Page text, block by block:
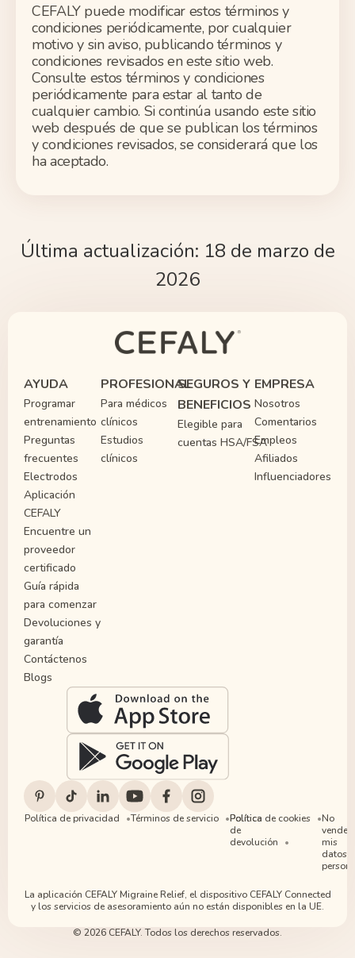
CEFALY puede modificar estos términos y
condiciones periódicamente, por cualquier
motivo y sin aviso, publicando términos y
condiciones revisados en este sitio web.
Consulte estos términos y condiciones
periódicamente para estar al tanto de
cualquier cambio. Si continúa usando este sitio
web después de que se publican los términos
y condiciones revisados, se considerará que los
ha aceptado.
Última actualización: 18 de marzo de
2026
AYUDA
Programar
entrenamiento
Preguntas
frecuentes
Electrodos
Aplicación
CEFALY
Encuentre un
proveedor
certificado
Guía rápida
para comenzar
Devoluciones y
garantía
Contáctenos
Blogs
PROFESIONAL
Para médicos
clínicos
Estudios
clínicos
SEGUROS Y
BENEFICIOS
Elegible para
cuentas HSA/FSA
EMPRESA
Nosotros
Comentarios
Empleos
Afiliados
Influenciadores
Política de privacidad Términos de servicio
Política
de
devolución
Política de cookies
No
vender
mis
datos
La aplicación CEFALY Migraine Relief, el dispositivo CEFALY Connected
y los servicios de asesoramiento aún no están disponibles en la UE.
© 2026 CEFALY. Todos los derechos reservados.